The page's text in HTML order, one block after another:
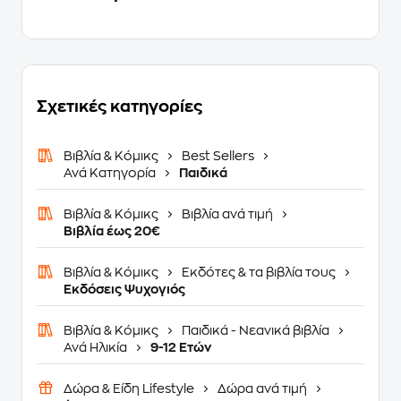
Σχετικές κατηγορίες
Βιβλία & Κόμικς
Best Sellers
Ανά Κατηγορία
Παιδικά
Βιβλία & Κόμικς
Βιβλία ανά τιμή
Βιβλία έως 20€
Βιβλία & Κόμικς
Εκδότες & τα βιβλία τους
Εκδόσεις Ψυχογιός
Βιβλία & Κόμικς
Παιδικά - Νεανικά βιβλία
Ανά Ηλικία
9-12 Ετών
Δώρα & Είδη Lifestyle
Δώρα ανά τιμή